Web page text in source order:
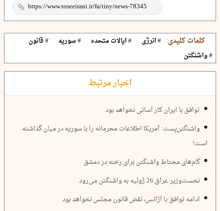
کلمات کلیدی: # انرژی # ایالات متحده # سوریه
# قانون
# واشنگتن
اخبار مرتبط
توافق با ایران کار آسانی نخواهد بود
واشنگتن‌پست: آمریکا اطلاعات محرمانه را با سوریه در میان گذاشته
است!
گام‌های محتاط واشنگتن برای رخنه در دمشق
نخست‌وزیر عراق 26 ژوئیه به واشنگتن می‌رود
ادامه توافق با آژانس، نقض قانون مجلس نخواهد بود